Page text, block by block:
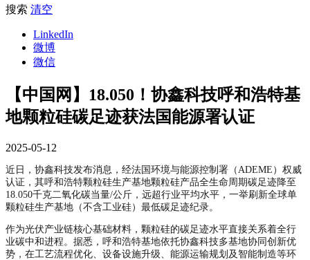
搜索 清空
LinkedIn
微博
微信
【中国网】18.050！协鑫科技呼和浩特基
地颗粒硅碳足迹获法国能源署认证
2025-05-12
近日，协鑫科技发布消息，经法国环境与能源控制署（ADEME）权威
认证，其呼和浩特颗粒硅生产基地颗粒硅产品全生命周期碳足迹降至
18.050千克二氧化碳当量/公斤，远超行业平均水平，一举刷新全球单
颗粒硅生产基地（不含工业硅）最低碳足迹纪录。
作为光伏产业链核心基础材料，颗粒硅的碳足迹水平直接关系着全行
业碳中和进程。据悉，呼和浩特基地依托协鑫科技多基地协同创新优
势，在工艺流程优化、设备设施升级、能源运输规划及智能制造等环